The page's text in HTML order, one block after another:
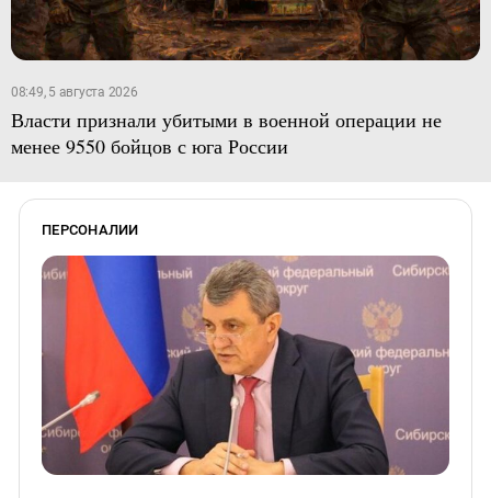
08:49, 5 августа 2026
Власти признали убитыми в военной операции не
менее 9550 бойцов с юга России
ПЕРСОНАЛИИ